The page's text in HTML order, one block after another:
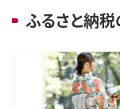
ふるさと納